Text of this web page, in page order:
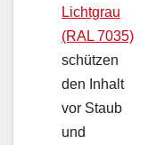
Lichtgrau
(RAL 7035)
schützen
den Inhalt
vor Staub
und